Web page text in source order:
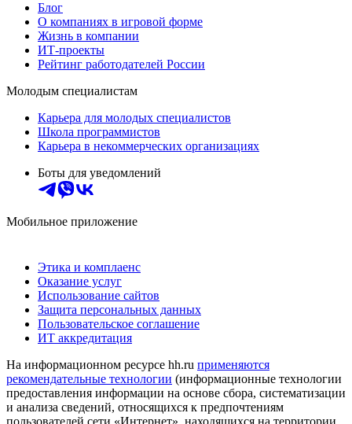
Блог
О компаниях в игровой форме
Жизнь в компании
ИТ-проекты
Рейтинг работодателей России
Молодым специалистам
Карьера для молодых специалистов
Школа программистов
Карьера в некоммерческих организациях
Боты для уведомлений
Мобильное приложение
Этика и комплаенс
Оказание услуг
Использование сайтов
Защита персональных данных
Пользовательское соглашение
ИТ аккредитация
На информационном ресурсе hh.ru применяются
рекомендательные технологии (информационные технологии
предоставления информации на основе сбора, систематизации
и анализа сведений, относящихся к предпочтениям
пользователей сети «Интернет», находящихся на территории